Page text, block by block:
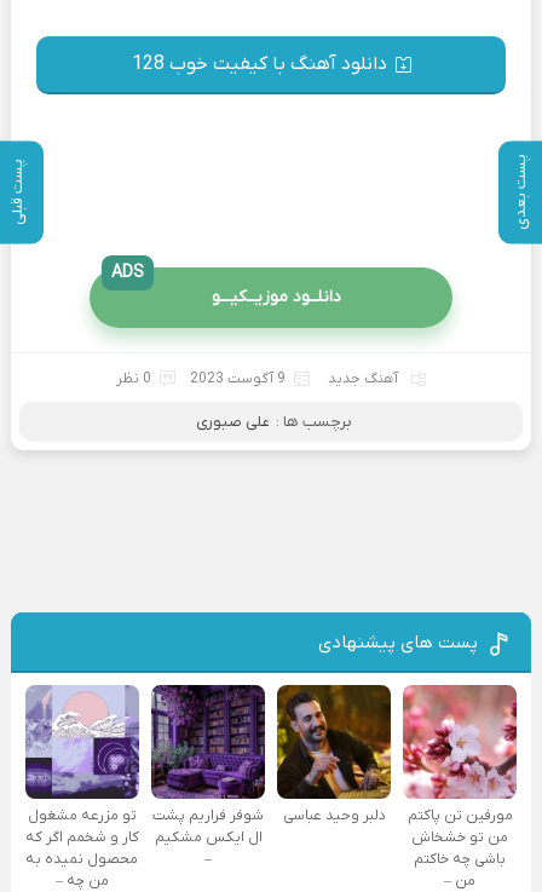
پست بعدی پست قبلی
دانلود آهنگ با کیفیت خوب 128
دانلــود موزیــکیـــو
ADS
آهنگ جدید 9 آگوست 2023 0 نظر
برچسب ها : علی صبوری
پست های پیشنهادی
مورفین تن پاکتم
من تو خشخاش
باشی چه خاکتم
من –
دلبر وحید عباسی
شوفر فراریم پشت
ال ایکس مشکیم
–
تو مزرعه مشغول
کار و شخمم اگر که
محصول نمیده به
من چه –